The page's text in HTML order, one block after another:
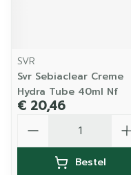
SVR
Svr Sebiaclear Creme
Hydra Tube 40ml Nf
€ 20,46
Bestel